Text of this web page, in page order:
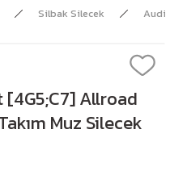
Silbak Silecek Audi
[4G5;C7] Allroad
Muz Silecek